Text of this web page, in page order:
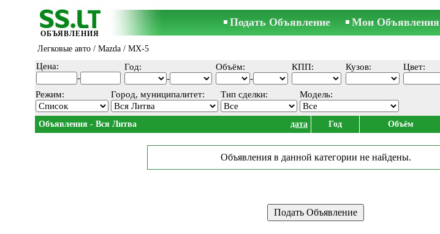
ОБЪЯВЛЕНИЯ
Подать Объявление Мои Объявления
Легковые авто / Mazda / MX-5
Цена:
-
Год:
-
Объём:
-
КПП: Кузов: Цвет:
Режим: Город, муниципалитет: Тип сделки: Модель:
Объявления - Вся Литва дата Год Объём
Объявления в данной категории не найдены.